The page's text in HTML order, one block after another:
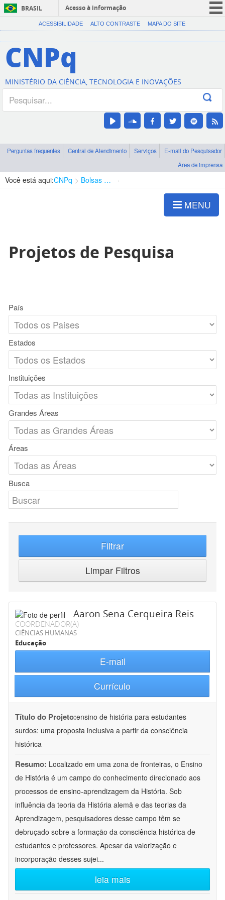
BRASIL
Acesso à informação
CORONAVÍRUS (COVID-19)
Canais
ACESSIBILIDADE ALTO CONTRASTE MAPA DO SITE
CNPq
MINISTÉRIO DA CIÊNCIA, TECNOLOGIA E INOVAÇÕES
Perguntas frequentes Central de Atendimento Serviços
E-mail do Pesquisador
Área de imprensa
Você está aqui:CNPq Bolsas e Auxílios Vigentes
MENU
Projetos de Pesquisa
País
Estados
Instituições
Grandes Áreas
Áreas
Busca
Filtrar
Limpar Filtros
Aaron Sena Cerqueira Reis
COORDENADOR(A)
CIÊNCIAS HUMANAS
Educação
E-mail
Currículo
Título do Projeto:ensino de história para estudantes
surdos: uma proposta inclusiva a partir da consciência
histórica
Resumo: Localizado em uma zona de fronteiras, o Ensino
de História é um campo do conhecimento direcionado aos
processos de ensino-aprendizagem da História. Sob
influência da teoria da História alemã e das teorias da
Aprendizagem, pesquisadores desse campo têm se
debruçado sobre a formação da consciência histórica de
estudantes e professores. Apesar da valorização e
incorporação desses sujei...
leia mais